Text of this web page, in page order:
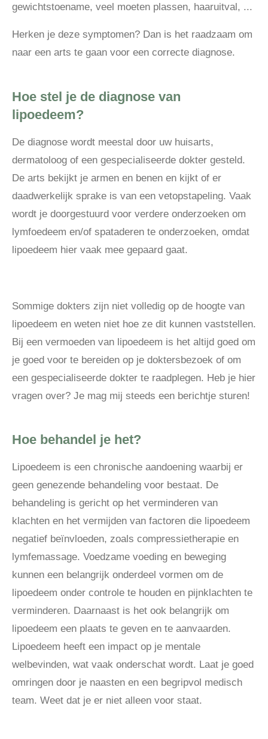
gewichtstoename, veel moeten plassen, haaruitval, ...
Herken je deze symptomen? Dan is het raadzaam om
naar een arts te gaan voor een correcte diagnose.
Hoe stel je de diagnose van
lipoedeem?
De diagnose wordt meestal door uw huisarts,
dermatoloog of een gespecialiseerde dokter gesteld.
De arts bekijkt je armen en benen en kijkt of er
daadwerkelijk sprake is van een vetopstapeling. Vaak
wordt je doorgestuurd voor verdere onderzoeken om
lymfoedeem en/of spataderen te onderzoeken, omdat
lipoedeem hier vaak mee gepaard gaat.
Sommige dokters zijn niet volledig op de hoogte van
lipoedeem en weten niet hoe ze dit kunnen vaststellen.
Bij een vermoeden van lipoedeem is het altijd goed om
je goed voor te bereiden op je doktersbezoek of om
een gespecialiseerde dokter te raadplegen. Heb je hier
vragen over? Je mag mij steeds een berichtje sturen!
Hoe behandel je het?
Lipoedeem is een chronische aandoening waarbij er
geen genezende behandeling voor bestaat. De
behandeling is gericht op het verminderen van
klachten en het vermijden van factoren die lipoedeem
negatief beïnvloeden, zoals compressietherapie en
lymfemassage. Voedzame voeding en beweging
kunnen een belangrijk onderdeel vormen om de
lipoedeem onder controle te houden en pijnklachten te
verminderen. Daarnaast is het ook belangrijk om
lipoedeem een plaats te geven en te aanvaarden.
Lipoedeem heeft een impact op je mentale
welbevinden, wat vaak onderschat wordt. Laat je goed
omringen door je naasten en een begripvol medisch
team. Weet dat je er niet alleen voor staat.